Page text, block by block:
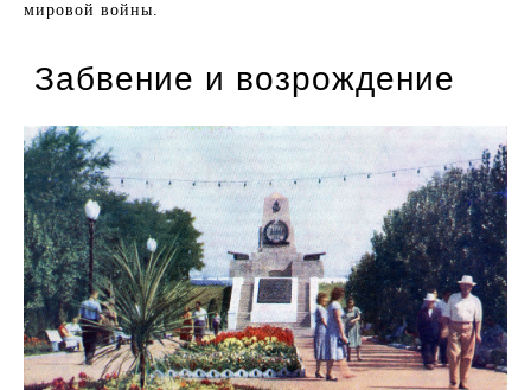
мировой войны.
Забвение и возрождение